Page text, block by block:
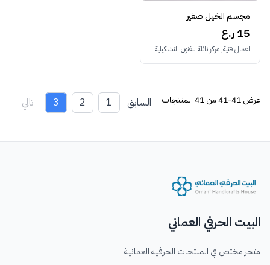
مجسم الخيل صغير
15 ر.ع
اعمال فنية, مركز نائلة للفنون التشكيلية
عرض41-41 من 41 المنتجات السابق 1
2
3 تالي
البيت الحرفي العماني
متجر مختص في المنتجات الحرفيه العمانية